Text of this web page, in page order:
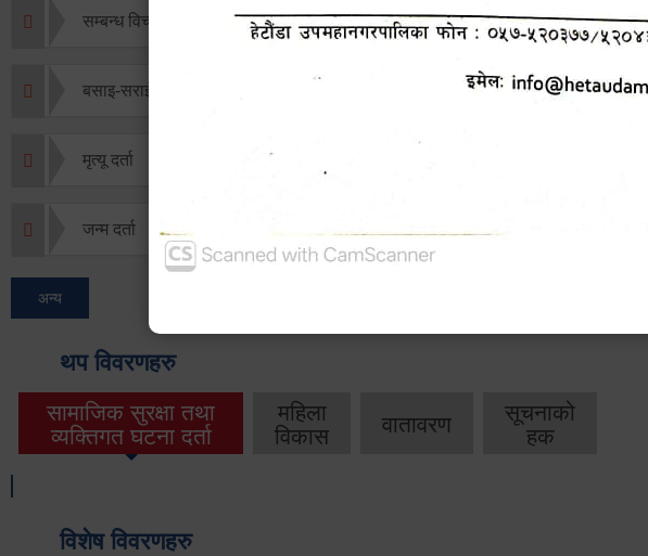
सम्बन्ध विच्छेद दर्ता
बसाइ-सराई जाने/आउने दर्ता
मृत्यू दर्ता
जन्म दर्ता
अन्य
थप विवरणहरु
सामाजिक सुरक्षा तथा
व्यक्तिगत घटना दर्ता
महिला
विकास
वातावरण
सूचनाको
हक
विशेष विवरणहरु